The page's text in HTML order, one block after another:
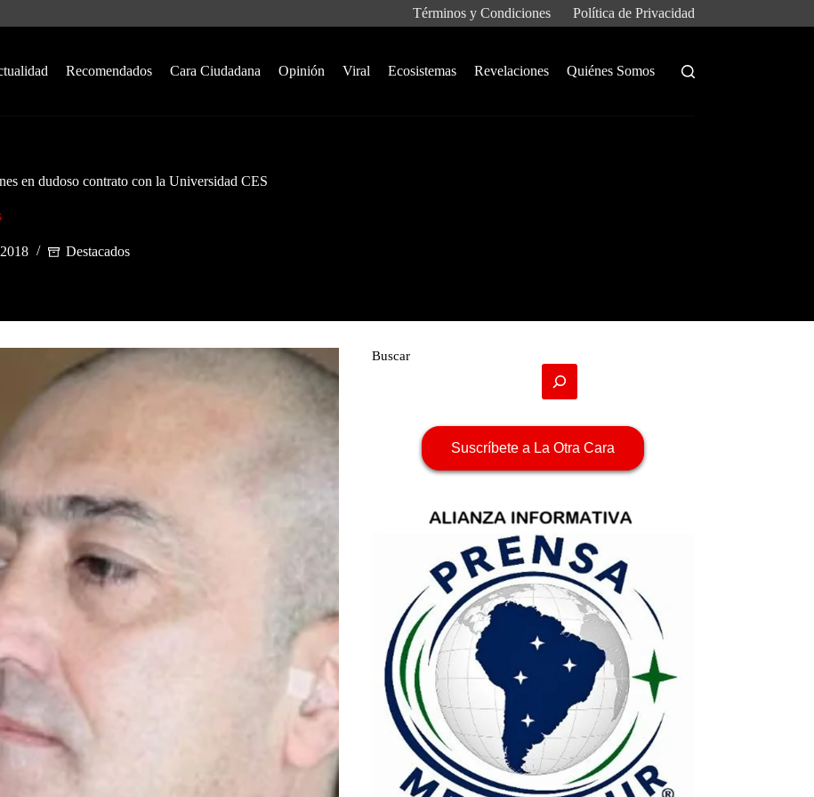
Términos y Condiciones Política de Privacidad
Recomendados Cara Ciudadana Opinión Viral Ecosistemas Revelaciones Quiénes Somos
en dudoso contrato con la Universidad CES
Destacados
Buscar
Suscríbete a La Otra Cara